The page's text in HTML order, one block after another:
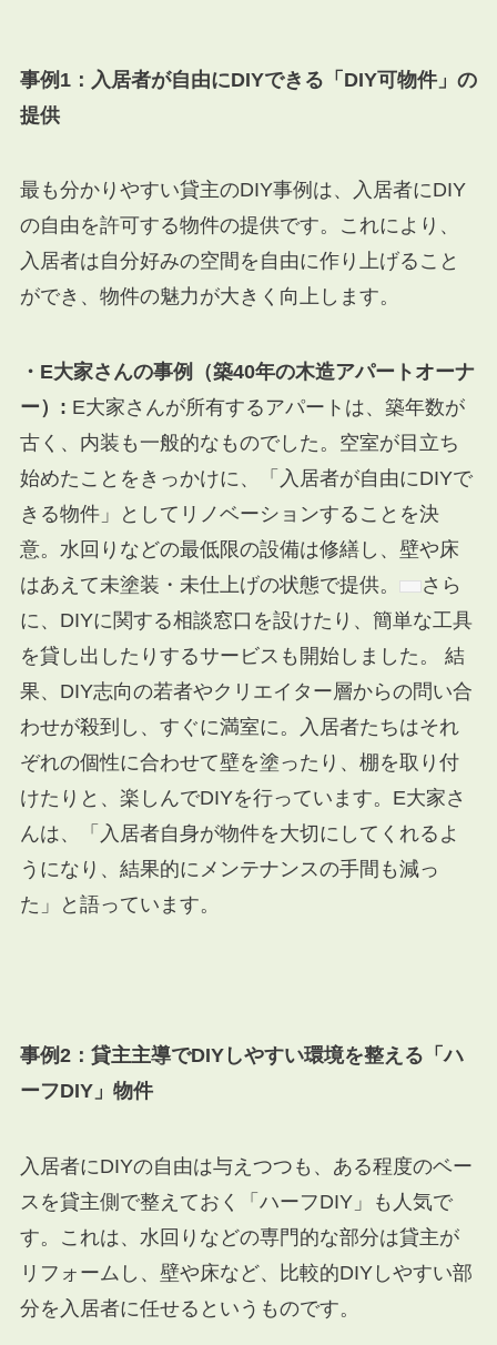
事例1：入居者が自由にDIYできる「DIY可物件」の
提供
最も分かりやすい貸主のDIY事例は、入居者にDIY
の自由を許可する物件の提供です。これにより、
入居者は自分好みの空間を自由に作り上げること
ができ、物件の魅力が大きく向上します。
・E大家さんの事例（築40年の木造アパートオーナ
ー）: E大家さんが所有するアパートは、築年数が
古く、内装も一般的なものでした。空室が目立ち
始めたことをきっかけに、「入居者が自由にDIYで
きる物件」としてリノベーションすることを決
意。 水回りなどの最低限の設備は修繕し、壁や床
はあえて未塗装・未仕上げの状態で提供。
さら
に、DIYに関する相談窓口を設けたり、簡単な工具
を貸し出したりするサービスも開始しました。 結
果、DIY志向の若者やクリエイター層からの問い合
わせが殺到し、すぐに満室に。入居者たちはそれ
ぞれの個性に合わせて壁を塗ったり、棚を取り付
けたりと、楽しんでDIYを行っています。E大家さ
んは、「入居者自身が物件を大切にしてくれるよ
うになり、結果的にメンテナンスの手間も減っ
た」と語っています。
事例2：貸主主導でDIYしやすい環境を整える「ハ
ーフDIY」物件
入居者にDIYの自由は与えつつも、ある程度のベー
スを貸主側で整えておく「ハーフDIY」も人気で
す。これは、水回りなどの専門的な部分は貸主が
リフォームし、壁や床など、比較的DIYしやすい部
分を入居者に任せるというものです。